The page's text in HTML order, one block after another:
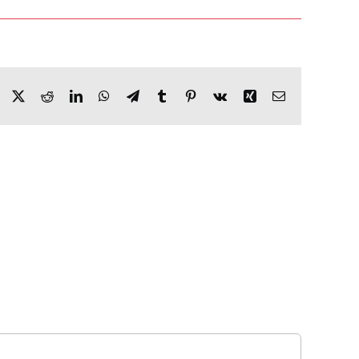
Facebook
X RedditLinkedInWhatsApp
TelegramTumblr Pinterest
Vk Xing Email